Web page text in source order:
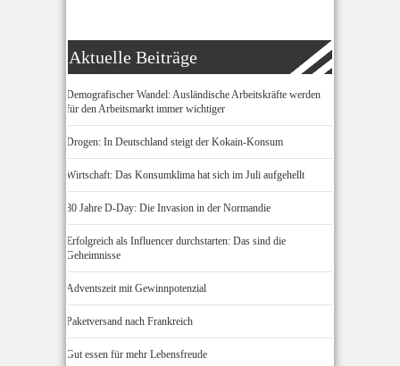
Aktuelle Beiträge
Demografischer Wandel: Ausländische Arbeitskräfte werden
für den Arbeitsmarkt immer wichtiger
Drogen: In Deutschland steigt der Kokain-Konsum
Wirtschaft: Das Konsumklima hat sich im Juli aufgehellt
80 Jahre D-Day: Die Invasion in der Normandie
Erfolgreich als Influencer durchstarten: Das sind die
Geheimnisse
Adventszeit mit Gewinnpotenzial
Paketversand nach Frankreich
Gut essen für mehr Lebensfreude